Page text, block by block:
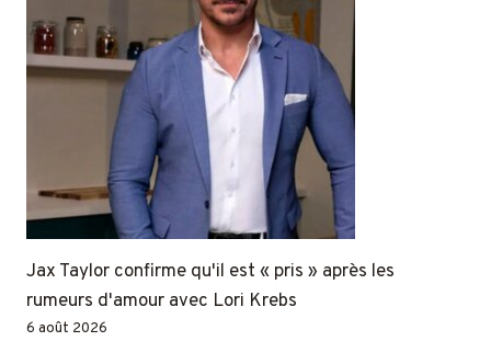
Jax Taylor confirme qu'il est « pris » après les
rumeurs d'amour avec Lori Krebs
6 août 2026